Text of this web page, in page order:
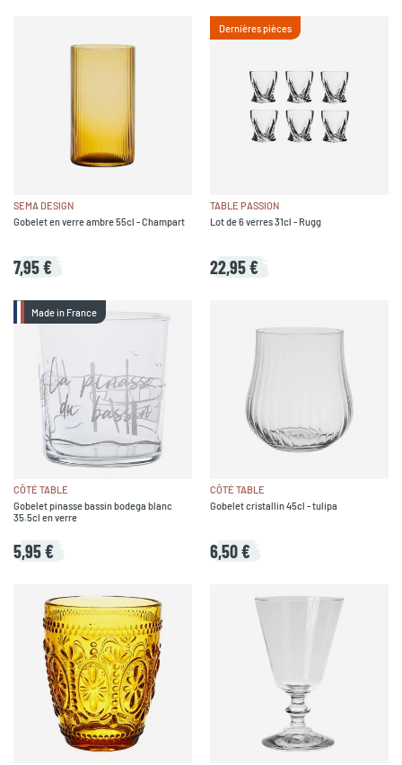
SEMA DESIGN
Gobelet en verre ambre 55cl - Champart
7,95 €
Dernières pièces
TABLE PASSION
Lot de 6 verres 31cl - Rugg
22,95 €
Made in France
CÔTÉ TABLE
Gobelet pinasse bassin bodega blanc
35.5cl en verre
5,95 €
CÔTÉ TABLE
Gobelet cristallin 45cl - tulipa
6,50 €